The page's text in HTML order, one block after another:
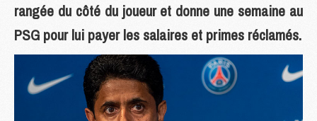
rangée du côté du joueur et donne une semaine au
PSG pour lui payer les salaires et primes réclamés.